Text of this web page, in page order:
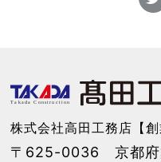
株式会社高田工務店【創
〒625-0036 京都府